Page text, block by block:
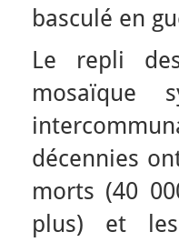
basculé en
Le repli
mosaïque
décennies
morts (40
plus) et les